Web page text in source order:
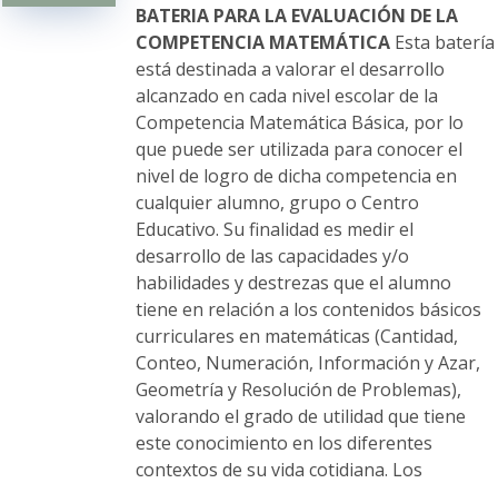
elegir
en
la
página
de
producto
BATERIA PARA LA EVALUACIÓN DE LA
COMPETENCIA MATEMÁTICAEsta batería
está destinada a valorar el desarrollo
alcanzado en cada nivel escolar de la
Competencia Matemática Básica, por lo
que puede ser utilizada para conocer el
nivel de logro de dicha competencia en
cualquier alumno, grupo o Centro
Educativo. Su finalidad es medir el
desarrollo de las capacidades y/o
habilidades y destrezas que el alumno
tiene en relación a los contenidos básicos
curriculares en matemáticas (Cantidad,
Conteo, Numeración, Información y Azar,
Geometría y Resolución de Problemas),
valorando el grado de utilidad que tiene
este conocimiento en los diferentes
contextos de su vida cotidiana. Los